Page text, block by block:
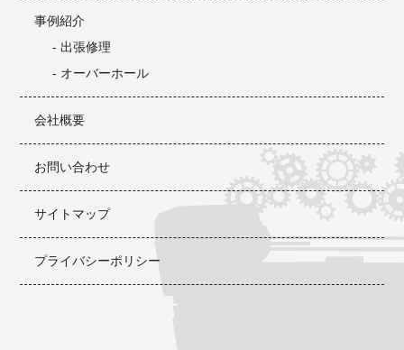
事例紹介
- 出張修理
- オーバーホール
会社概要
お問い合わせ
サイトマップ
プライバシーポリシー